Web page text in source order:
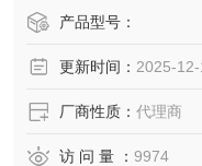
5mg/L。锰的浓度大于
产品型号：
更新时间： 2025-12-
厂商性质： 代理商
访 问 量 ： 9974